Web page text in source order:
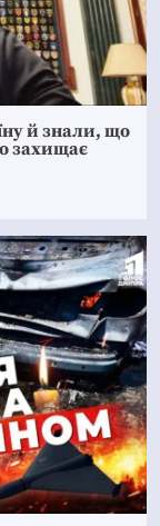
й знали, що
захищає